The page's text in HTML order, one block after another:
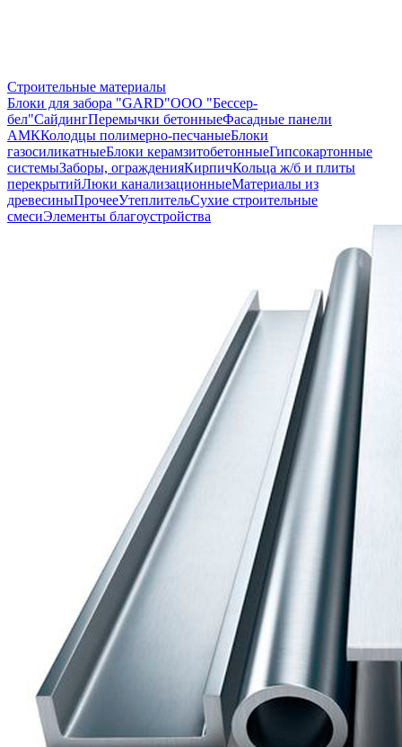
Строительные материалы
Блоки для забора "GARD"ООО "Бессер-
бел"СайдингПеремычки бетонныеФасадные панели
АМККолодцы полимерно-песчаныеБлоки
газосиликатныеБлоки керамзитобетонныеГипсокартонные
системыЗаборы, огражденияКирпичКольца ж/б и плиты
перекрытийЛюки канализационныеМатериалы из
древесиныПрочееУтеплительСухие строительные
смесиЭлементы благоустройства